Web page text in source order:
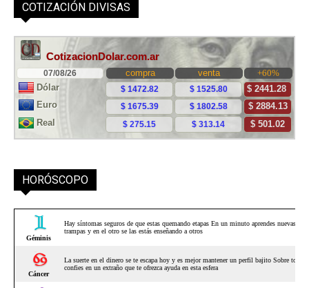
COTIZACIÓN DIVISAS
HORÓSCOPO